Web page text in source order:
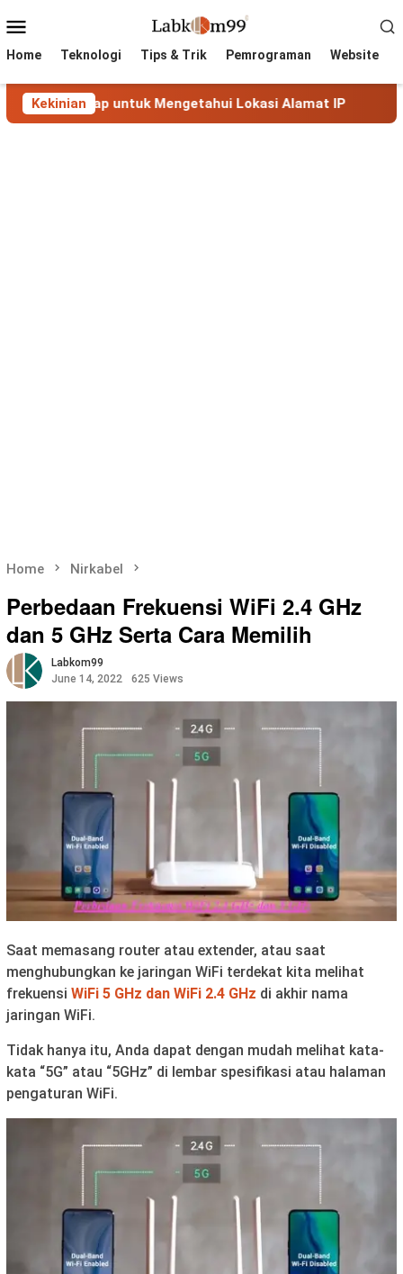
to
Menu
Home Teknologi Tips & Trik Pemrograman Website
Kekinian
untuk Mengetahui Lokasi Alamat IP MaxMind
Home Nirkabel
Perbedaan Frekuensi WiFi 2.4 GHz
dan 5 GHz Serta Cara Memilih
Labkom99
June 14, 2022
625 Views
Saat memasang router atau extender, atau saat
menghubungkan ke jaringan WiFi terdekat kita melihat
frekuensi WiFi 5 GHz dan WiFi 2.4 GHz di akhir nama
jaringan WiFi.
Tidak hanya itu, Anda dapat dengan mudah melihat kata-
kata “5G” atau “5GHz” di lembar spesifikasi atau halaman
pengaturan WiFi.